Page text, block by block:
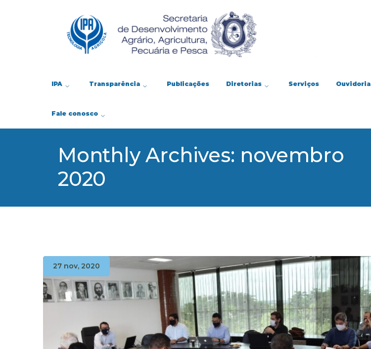
IPA Transparência Publicações Diretorias Serviços Ouvidoria
Fale conosco
Monthly Archives: novembro
2020
27 nov, 2020